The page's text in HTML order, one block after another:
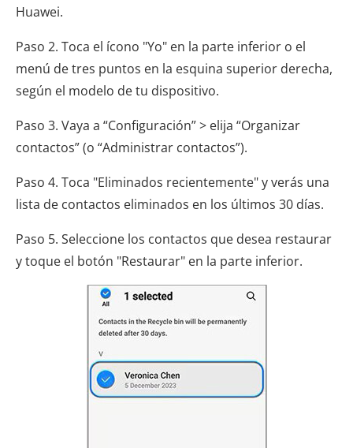
Huawei.
Paso 2. Toca el ícono "Yo" en la parte inferior o el
menú de tres puntos en la esquina superior derecha,
según el modelo de tu dispositivo.
Paso 3. Vaya a “Configuración” > elija “Organizar
contactos” (o “Administrar contactos”).
Paso 4. Toca "Eliminados recientemente" y verás una
lista de contactos eliminados en los últimos 30 días.
Paso 5. Seleccione los contactos que desea restaurar
y toque el botón "Restaurar" en la parte inferior.